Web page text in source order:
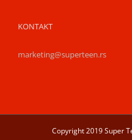
KONTAKT
marketing@superteen.rs
Copyright 2019 Super